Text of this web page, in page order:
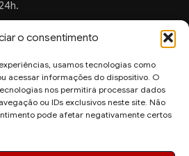
o consentimento
usamos tecnologias como
acessar informações do dispositivo. O
nos permitirá processar dados
ou IDs exclusivos neste site. Não
pode afetar negativamente certos